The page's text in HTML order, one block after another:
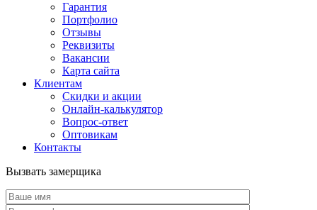
Гарантия
Портфолио
Отзывы
Реквизиты
Вакансии
Карта сайта
Клиентам
Скидки и акции
Онлайн-калькулятор
Вопрос-ответ
Оптовикам
Контакты
Вызвать замерщика